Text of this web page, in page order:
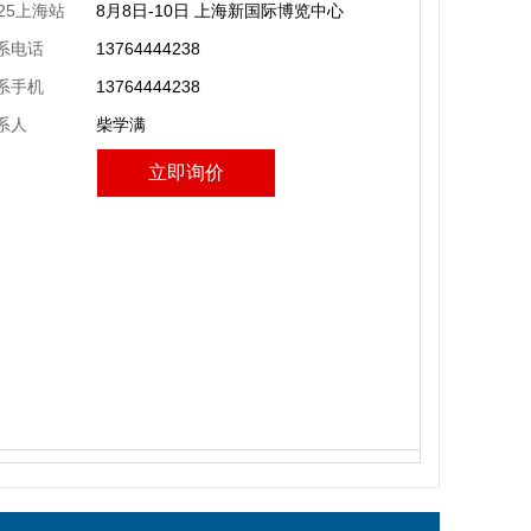
上海站
8月8日-10日 上海新国际博览中心
电话
13764444238
手机
13764444238
人
柴学满
立即询价